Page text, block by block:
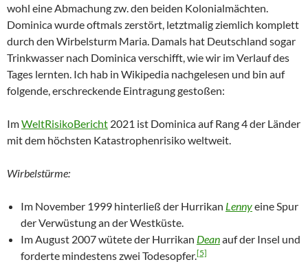
wohl eine Abmachung zw. den beiden Kolonialmächten.
Dominica wurde oftmals zerstört, letztmalig ziemlich komplett
durch den Wirbelsturm Maria. Damals hat Deutschland sogar
Trinkwasser nach Dominica verschifft, wie wir im Verlauf des
Tages lernten. Ich hab in Wikipedia nachgelesen und bin auf
folgende, erschreckende Eintragung gestoßen:
ImWeltRisikoBericht 2021 ist Dominica auf Rang 4 der Länder
mit dem höchsten Katastrophenrisiko weltweit.
Wirbelstürme:
Im November 1999 hinterließ der Hurrikan Lennyeine Spur
der Verwüstung an der Westküste.
Im August 2007 wütete der Hurrikan Deanauf der Insel und
forderte mindestens zwei Todesopfer.[5]